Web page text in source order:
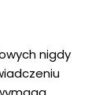
nigdy